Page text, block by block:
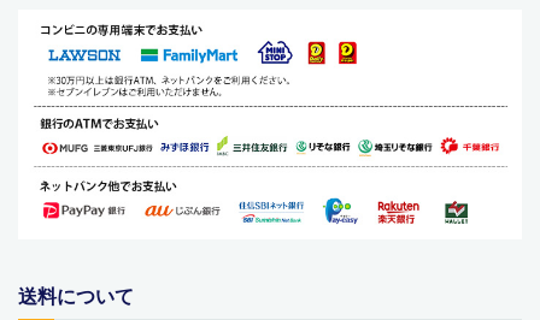
MESH ジュエリー
Bellini バッグ(イタリア)
alico バルサミコ酢
TEJAKULA 塩
YOPE
送料について